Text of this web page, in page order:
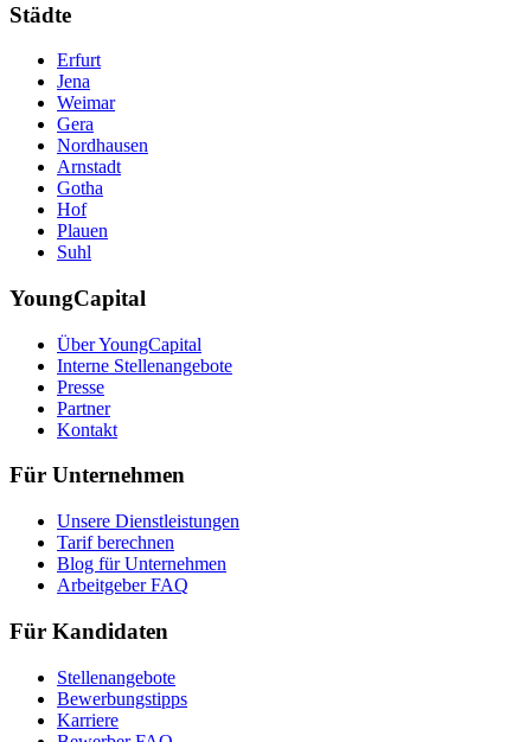
Städte
Erfurt
Jena
Weimar
Gera
Nordhausen
Arnstadt
Gotha
Hof
Plauen
Suhl
YoungCapital
Über YoungCapital
Interne Stellenangebote
Presse
Partner
Kontakt
Für Unternehmen
Unsere Dienstleistungen
Tarif berechnen
Blog für Unternehmen
Arbeitgeber FAQ
Für Kandidaten
Stellenangebote
Bewerbungstipps
Karriere